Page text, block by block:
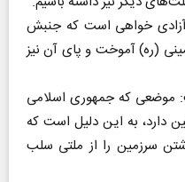
آزادی خواهی است که جنبش
(ره) آموخت و پای آن نیز
موضعی که جمهوری اسلامی
دارد، به این دلیل است که
سرزمین را از ملتی سلب